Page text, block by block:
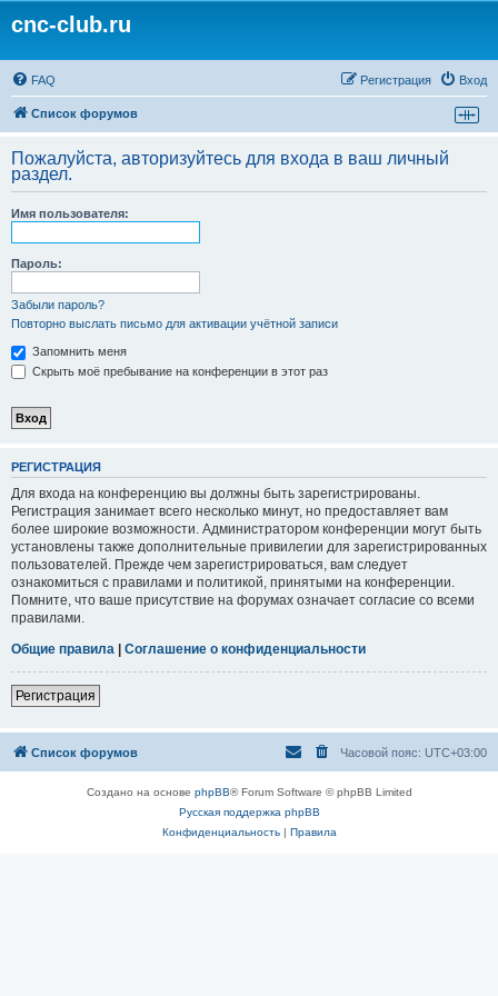
cnc-club.ru
FAQ Вход
Регистрация
Список форумов
Пожалуйста, авторизуйтесь для входа в ваш личный
раздел.
Имя пользователя:
Пароль:
Забыли пароль?
Повторно выслать письмо для активации учётной записи
Запомнить меня
Скрыть моё пребывание на конференции в этот раз
РЕГИСТРАЦИЯ
Для входа на конференцию вы должны быть зарегистрированы.
Регистрация занимает всего несколько минут, но предоставляет вам
более широкие возможности. Администратором конференции могут быть
установлены также дополнительные привилегии для зарегистрированных
пользователей. Прежде чем зарегистрироваться, вам следует
ознакомиться с правилами и политикой, принятыми на конференции.
Помните, что ваше присутствие на форумах означает согласие со всеми
правилами.
Общие правила | Соглашение о конфиденциальности
Регистрация
Список форумов Часовой пояс: UTC+03:00
Создано на основе phpBB® Forum Software © phpBB Limited
Русская поддержка phpBB
Конфиденциальность| Правила